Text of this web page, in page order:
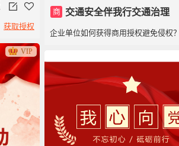
获取授权
商 交通安全伴我行交通治理
企业单位如何获得商用授权避免侵权？
VIP